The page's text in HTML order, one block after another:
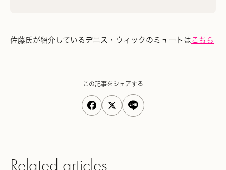
佐藤氏が紹介しているデニス・ウィックのミュートは こちら
この記事をシェアする
Related articles